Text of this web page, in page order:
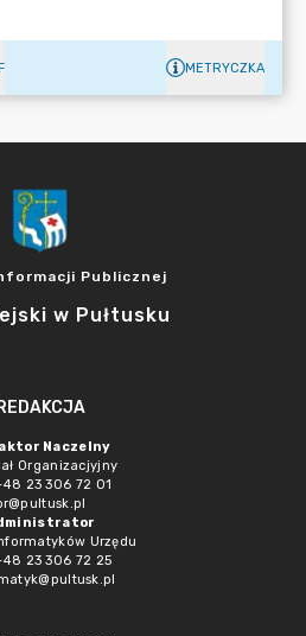
METRYCZKA
Publicznej
w Pułtusku
Naczelny
Organizacjyjny
23 306 72 01
Urzędu
23 306 72 25